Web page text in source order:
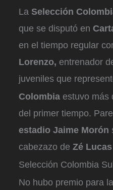
La Selección
que se disputó en
en el tiempo regular
Lorenzo, entrenador
juveniles que
Colombia estuvo más
del primer tiempo.
estadio Jaime Morón
cabezazo de Zé Lucas
Selección Colombia
No hubo premio para